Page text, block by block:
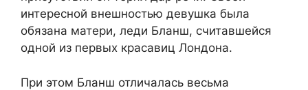
интересной внешностью девушка была
обязана матери, леди Бланш, считавшейся
одной из первых красавиц Лондона.
При этом Бланш отличалась весьма